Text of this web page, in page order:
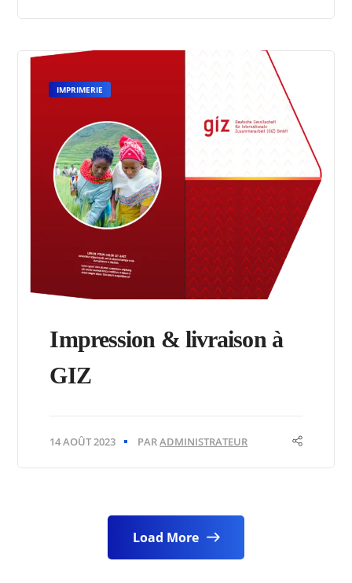
IMPRIMERIE
Impression & livraison à
GIZ
14 AOÛT 2023 PARADMINISTRATEUR
Load More